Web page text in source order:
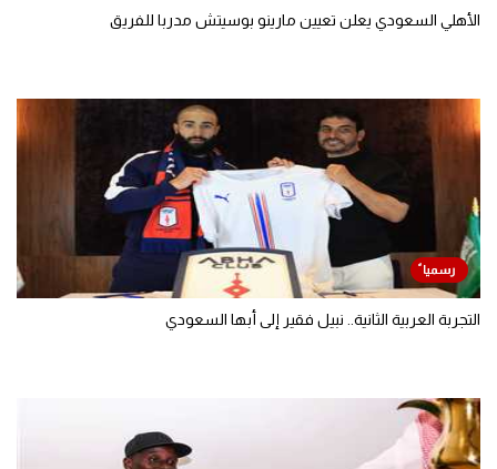
الأهلي السعودي يعلن تعيين مارينو بوسيتش مدربا للفريق
التجربة العربية الثانية.. نبيل فقير إلى أبها السعودي